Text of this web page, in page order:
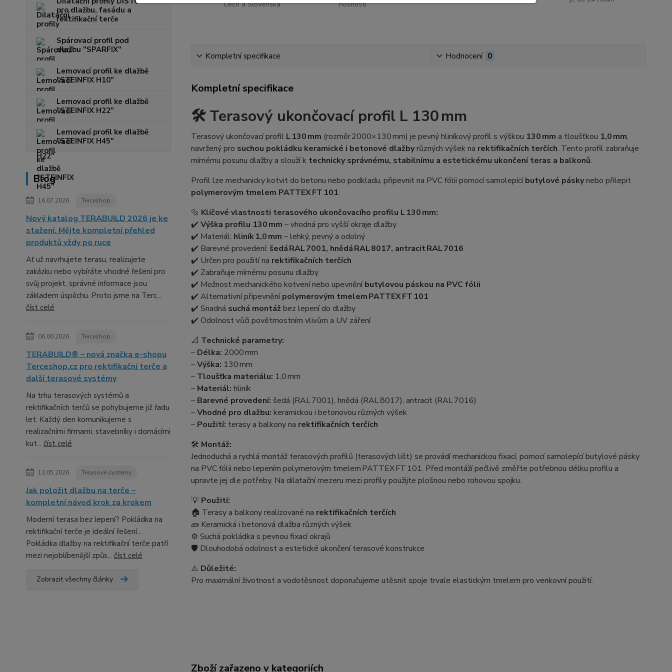
pro dlažbu, fasádu a
rektifikační terče
Spárovací profil pod
dlažbu "SPARFIX"
Lemovací profil ke dlažbě
"STEINFIX H10"
Lemovací profil ke dlažbě
"STEINFIX H22"
Lemovací profil ke dlažbě
"STEINFIX H45"
Blog
16.07.2026 Terceshop
Nový katalog TERABUILD 2026 je ke
stažení. Mějte kompletní přehled
produktů vždy po ruce
Ať už navrhujete terasu, realizujete
zakázku nebo vybíráte vhodné řešení pro
svůj projekt, správné informace jsou
základem úspěchu. Proto jsme na Terc...
číst celé
06.06.2026 Terceshop
TERABUILD® – nová značka e-shopu
Terceshop.cz pro rektifikační terče a
další terasové systémy
Na trhu terasových systémů a
rektifikačních terčů se pohybujeme již řadu
let. Každý den komunikujeme s
realizačními firmami, stavebníky i domácími
kut... číst celé
13.05.2026 Terasové systémy
Jak položit dlažbu na terče –
kompletní návod krok za krokem
Moderní terasa bez lepení? Pokládka na
rektifikační terče je ideální řešení...
Pokládka dlažby na rektifikační terče patří
mezi nejoblíbenější způs... číst celé
Zobrazit všechny články
Čech a Slovenska
nosnosti
Kompletní specifikace Hodnocení 0
Kompletní specifikace
🛠️Terasový ukončovací profil L 130 mm
Terasový ukončovací profil L 130 mm (rozměr 2000×130 mm) je pevný hliníkový profil s výškou 130 mm a tloušťkou 1,0 mm,
navržený pro suchou pokládku keramické i betonové dlažbyrůzných výšek na rektifikačních terčích. Tento profil zabraňuje
mírnému posunu dlažby a slouží k technicky správnému, stabilnímu a estetickému ukončení teras a balkonů.
Profil lze mechanicky kotvit do betonu nebo podkladu, připevnit na PVC fólii pomocí samolepícíbutylové páskynebo přilepit
polymerovým tmelem PATTEX FT 101.
🔩 Klíčové vlastnosti terasového ukončovacího profilu L 130 mm:
✔️ Výška profilu 130 mm – vhodná pro vyšší okraje dlažby
✔️ Materiál: hliník 1,0 mm – lehký, pevný a odolný
✔️ Barevné provedení: šedá RAL 7001, hnědá RAL 8017, antracit RAL 7016
✔️ Určen pro použití na rektifikačních terčích
✔️ Zabraňuje mírnému posunu dlažby
✔️ Možnost mechanického kotvení nebo upevněníbutylovou páskou na PVC fólii
✔️ Alternativní připevněnípolymerovým tmelem PATTEX FT 101
✔️ Snadná suchá montáž bez lepení do dlažby
✔️ Odolnost vůči povětrnostním vlivům a UV záření
📐 Technické parametry:
– Délka: 2000 mm
–Výška: 130 mm
– Tloušťka materiálu: 1,0 mm
– Materiál: hliník
– Barevné provedení: šedá (RAL 7001), hnědá (RAL 8017), antracit (RAL 7016)
–Vhodné pro dlažbu: keramickou i betonovou různých výšek
– Použití: terasy a balkony na rektifikačních terčích
🛠️ Montáž:
Jednoduchá a rychlá montáž terasových profilů (terasových lišt) se provádí mechanickou fixací, pomocí samolepící butylové pásky
na PVC fólii nebo lepením polymerovým tmelem PATTEX FT 101. Před montáží pečlivě změřte potřebnou délku profilu a
upravte jej dle potřeby. Na dilatační mezeru mezi profily použijte plošnou nebo rohovou spojku.
💡 Použití:
🏠 Terasy a balkony realizované na rektifikačních terčích
🧱 Keramická i betonová dlažba různých výšek
⚙️ Suchá pokládka s pevnou fixací okrajů
🛡️ Dlouhodobá odolnost a estetické ukončení terasové konstrukce
⚠️ Důležité:
Pro maximální životnost a vodotěsnost doporučujeme utěsnit spoje trvale elastickým tmelem pro venkovní použití.
Zboží zařazeno v kategoriích